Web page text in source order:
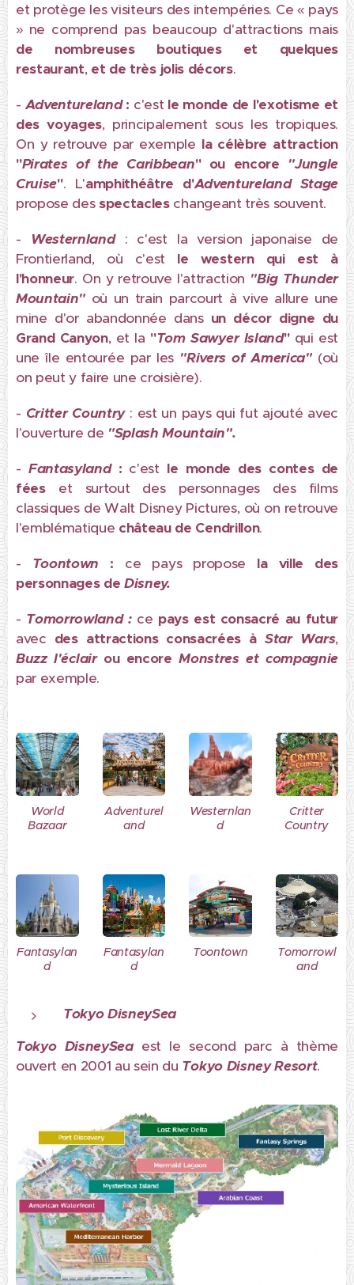
et protège les visiteurs des intempéries. Ce « pays
» ne comprend pas beaucoup d'attractions mais
de nombreuses boutiques et quelques
restaurant, et de très jolis décors.
-Adventureland: c'est le monde de l'exotisme et
des voyages, principalement sous les tropiques.
On y retrouve par exemple la célèbre attraction
"Pirates of the Caribbean" ou encore "Jungle
Cruise". L'amphithéâtre d'Adventureland Stage
propose desspectacleschangeant très souvent.
- Westernland : c'est la version japonaise de
Frontierland, où c'est le western qui est à
l'honneur. On y retrouve l'attraction "Big Thunder
Mountain" où un train parcourt à vive allure une
mine d'or abandonnée dansun décor digne du
Grand Canyon, et la "Tom Sawyer Island"qui est
une île entourée par les "Rivers of America"(où
on peut y faire une croisière).
- Critter Country : est un pays qui fut ajouté avec
l'ouverture de "Splash Mountain".
- Fantasyland: c'est le monde des contes de
fées et surtout des personnages des films
classiques de Walt Disney Pictures, où on retrouve
l'emblématique château de Cendrillon.
- Toontown : ce pays propose la ville des
personnages deDisney.
- Tomorrowland : ce pays est consacré au futur
avec des attractions consacrées à Star Wars,
Buzz l'éclairou encoreMonstres et compagnie
par exemple.
World
Bazaar
Adventurel
and
Westernlan
d
Critter
Country
Fantasylan
d
Fantasylan
d
Toontown
Tomorrowl
and
Tokyo DisneySea
Tokyo DisneySeaest le second parc à thème
ouvert en 2001 au sein du Tokyo Disney Resort.